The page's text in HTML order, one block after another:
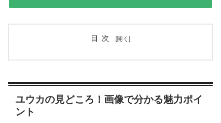
目次
ユウカの見どころ！画像で分かる魅力ポイ
ント